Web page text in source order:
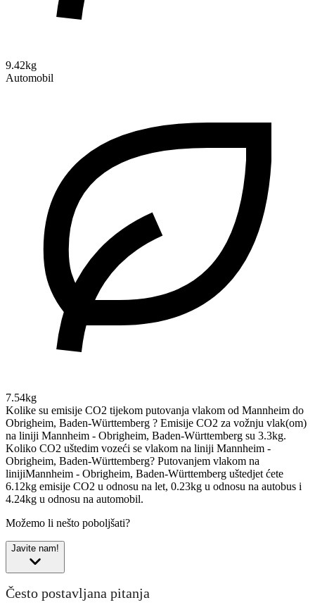
9.42kg
Automobil
7.54kg
Kolike su emisije CO2 tijekom putovanja vlakom od Mannheim do
Obrigheim, Baden-Württemberg ? Emisije CO2 za vožnju vlak(om)
na liniji Mannheim - Obrigheim, Baden-Württemberg su 3.3kg.
Koliko CO2 uštedim vozeći se vlakom na liniji Mannheim -
Obrigheim, Baden-Württemberg? Putovanjem vlakom na
linijiMannheim - Obrigheim, Baden-Württemberg uštedjet ćete
6.12kg emisije CO2 u odnosu na let, 0.23kg u odnosu na autobus i
4.24kg u odnosu na automobil.
Možemo li nešto poboljšati?
Javite nam!
Često postavljana pitanja